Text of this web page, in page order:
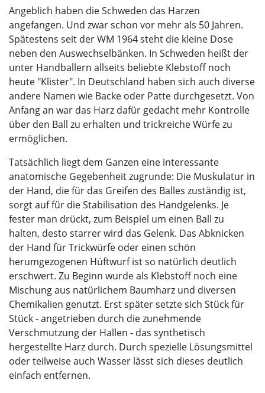
Angeblich haben die Schweden das Harzen
angefangen. Und zwar schon vor mehr als 50 Jahren.
Spätestens seit der WM 1964 steht die kleine Dose
neben den Auswechselbänken. In Schweden heißt der
unter Handballern allseits beliebte Klebstoff noch
heute "Klister". In Deutschland haben sich auch diverse
andere Namen wie Backe oder Patte durchgesetzt. Von
Anfang an war das Harz dafür gedacht mehr Kontrolle
über den Ball zu erhalten und trickreiche Würfe zu
ermöglichen.
Tatsächlich liegt dem Ganzen eine interessante
anatomische Gegebenheit zugrunde: Die Muskulatur in
der Hand, die für das Greifen des Balles zuständig ist,
sorgt auf für die Stabilisation des Handgelenks. Je
fester man drückt, zum Beispiel um einen Ball zu
halten, desto starrer wird das Gelenk. Das Abknicken
der Hand für Trickwürfe oder einen schön
herumgezogenen Hüftwurf ist so natürlich deutlich
erschwert. Zu Beginn wurde als Klebstoff noch eine
Mischung aus natürlichem Baumharz und diversen
Chemikalien genutzt. Erst später setzte sich Stück für
Stück - angetrieben durch die zunehmende
Verschmutzung der Hallen - das synthetisch
hergestellte Harz durch. Durch spezielle Lösungsmittel
oder teilweise auch Wasser lässt sich dieses deutlich
einfach entfernen.